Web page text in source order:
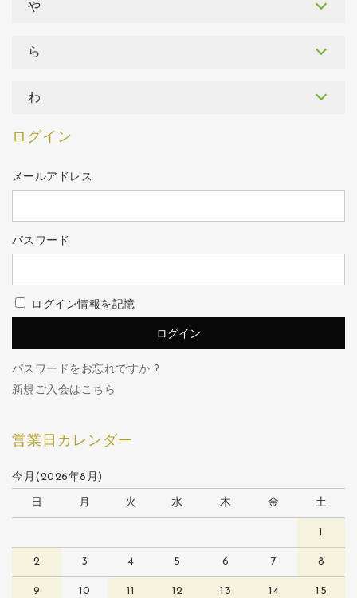
や
ら
わ
ログイン
メールアドレス
パスワード
ログイン情報を記憶
パスワードをお忘れですか ?
新規ご入会はこちら
営業日カレンダー
今月(2026年8月)
日 月 火 水 木 金 土
1
2 3 4 5 6 7 8
9 10 11 12 13 14 15